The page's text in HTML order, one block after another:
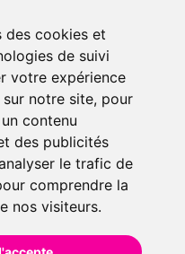
des cookies et
de suivi
votre expérience
notre site, pour
contenu
des publicités
le trafic de
comprendre la
nos visiteurs.
sociaux
d’Amiens vous souhaitent de
pharmaceutiques,
beauté et